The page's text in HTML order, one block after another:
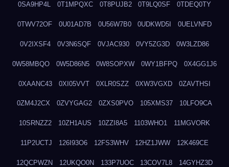
0SA9HP4L 0T1MPQXC 0T8PUJB2 0T9LQ0SF 0TDEQ0TY
0TWV72OF 0U01AD7B 0U56W7B0 0UDKWD5I 0UELVNFD
0V2IXSF4 0V3N6SQF 0VJAC930 0VY5ZG3D 0W3LZD86
0W58MBQO 0W5D86N5 0W8SOPXW 0WY1BFPQ 0X4GG1J6
0XAANC43 0XI05VVT 0XLR0SZZ 0XW3VGXD 0ZAVTHSI
0ZM4J2CX 0ZVYGAG2 0ZXS0PVO 105XMS37 10LFO9CA
10SRNZZ2 10ZH1AUS 10ZZI8A5 1103WHO1 11MGVORK
11P2UCTJ 126I93O6 12FS3WHV 12HZ1JWW 12K469CE
12QCPWZN 12UKQO0N 133P7UOC 13COV7L8 14GYHZ3D